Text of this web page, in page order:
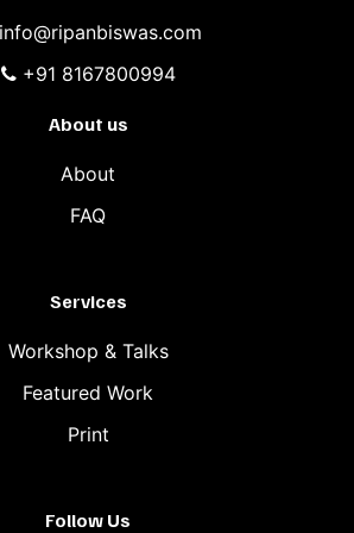
info@ripanbiswas.com
+91 8167800994
About us
About
FAQ
Services
Workshop & Talks
Featured Work
Print
Follow Us